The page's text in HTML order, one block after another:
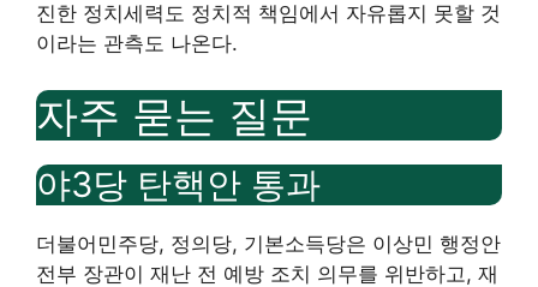
진한 정치세력도 정치적 책임에서 자유롭지 못할 것
이라는 관측도 나온다.
자주 묻는 질문
야3당 탄핵안 통과
더불어민주당, 정의당, 기본소득당은 이상민 행정안
전부 장관이 재난 전 예방 조치 의무를 위반하고, 재